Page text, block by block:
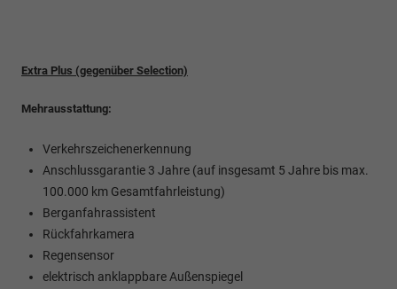
Extra Plus (gegenüber Selection)
Mehrausstattung:
Verkehrszeichenerkennung
Anschlussgarantie 3 Jahre (auf insgesamt 5 Jahre bis max.
100.000 km Gesamtfahrleistung)
Berganfahrassistent
Rückfahrkamera
Regensensor
elektrisch anklappbare Außenspiegel